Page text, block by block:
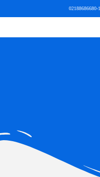
02188686680-1